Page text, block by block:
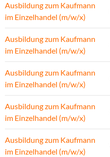
Ausbildung zum Kaufmann
im Einzelhandel (m/w/x)
Ausbildung zum Kaufmann
im Einzelhandel (m/w/x)
Ausbildung zum Kaufmann
im Einzelhandel (m/w/x)
Ausbildung zum Kaufmann
im Einzelhandel (m/w/x)
Ausbildung zum Kaufmann
im Einzelhandel (m/w/x)